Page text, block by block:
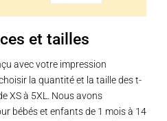
et tailles
avec votre impression
la quantité et la taille des t-
XS à 5XL. Nous avons
bébés et enfants de 1 mois à 14